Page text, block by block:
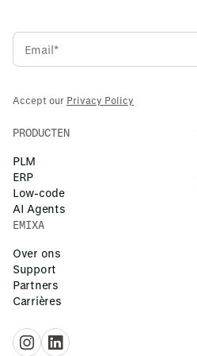
Accept our Privacy Policy
PRODUCTEN
PLM
ERP
Low-code
AI Agents
EMIXA
Over ons
Support
Partners
Carrières